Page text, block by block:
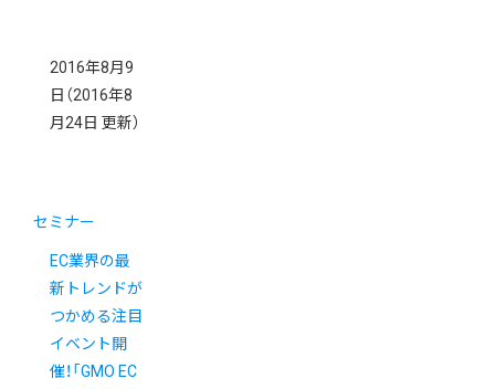
2016年8月9
日 （2016年8
月24日 更新）
セミナー
EC業界の最
新トレンドが
つかめる注目
イベント開
催！「GMO EC